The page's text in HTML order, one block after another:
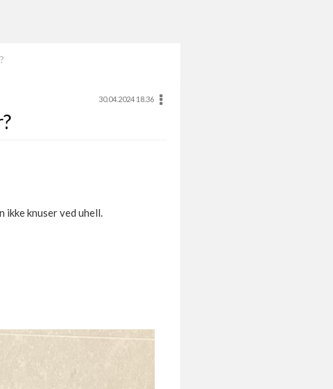
30.04.2024 18.36
ikke knuser ved uhell.